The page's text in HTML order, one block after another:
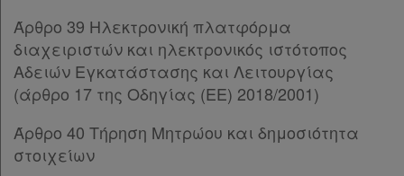
Πληροφορίες
Επικοινωνία
Άρθρο 15 [-]
Παρ.1
Παρ.2
Παρ.3
Παρ.5
Άρθρο 39 Ηλεκτρονική πλατφόρμα
διαχειριστών και ηλεκτρονικός ιστότοπος
Αδειών Εγκατάστασης και Λειτουργίας
(άρθρο 17 της Οδηγίας (ΕΕ) 2018/2001)
Άρθρο 40 Τήρηση Μητρώου και δημοσιότητα
στοιχείων